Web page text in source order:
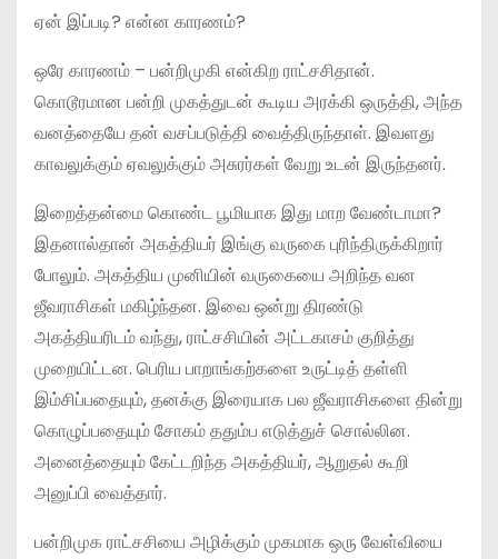
ஏன் இப்படி? என்ன காரணம்?
ஒரே காரணம் – பன்றிமுகி என்கிற ராட்சசிதான்.
கொடூரமான பன்றி முகத்துடன் கூடிய அரக்கி ஒருத்தி, அந்த
வனத்தையே தன் வசப்படுத்தி வைத்திருந்தாள். இவளது
காவலுக்கும் ஏவலுக்கும் அசுரர்கள் வேறு உடன் இருந்தனர்.
இறைத்தன்மை கொண்ட பூமியாக இது மாற வேண்டாமா?
இதனால்தான் அகத்தியர் இங்கு வருகை புரிந்திருக்கிறார்
போலும். அகத்திய முனியின் வருகையை அறிந்த வன
ஜீவராசிகள் மகிழ்ந்தன. இவை ஒன்று திரண்டு
அகத்தியரிடம் வந்து, ராட்சசியின் அட்டகாசம் குறித்து
முறையிட்டன. பெரிய பாறாங்கற்களை உருட்டித் தள்ளி
இம்சிப்பதையும், தனக்கு இரையாக பல ஜீவராசிகளை தின்று
கொழுப்பதையும் சோகம் ததும்ப எடுத்துச் சொல்லின.
அனைத்தையும் கேட்டறிந்த அகத்தியர், ஆறுதல் கூறி
அனுப்பி வைத்தார்.
பன்றிமுக ராட்சசியை அழிக்கும் முகமாக ஒரு வேள்வியை